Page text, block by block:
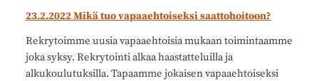
23.2.2022 Mikä tuo vapaaehtoiseksi saattohoitoon?
Rekrytoimme uusia vapaaehtoisia mukaan toimintaamme
joka syksy. Rekrytointi alkaa haastatteluilla ja
alkukoulutuksilla. Tapaamme jokaisen vapaaehtoiseksi